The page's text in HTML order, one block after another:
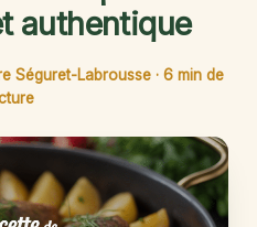
authentique
Séguret-Labrousse · 6 min de